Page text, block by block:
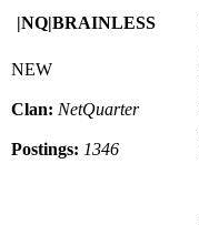
|NQ|BRAINLESS
NEW
Clan: NetQuarter
Postings: 1346